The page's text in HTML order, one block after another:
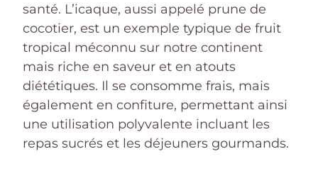
santé. L’icaque, aussi appelé prune de
cocotier, est un exemple typique de fruit
tropical méconnu sur notre continent
mais riche en saveur et en atouts
diététiques. Il se consomme frais, mais
également en confiture, permettant ainsi
une utilisation polyvalente incluant les
repas sucrés et les déjeuners gourmands.